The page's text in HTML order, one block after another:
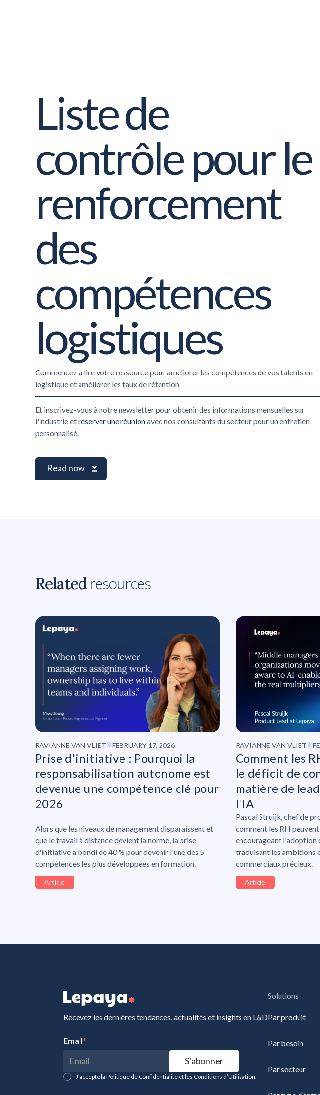
Liste de
contrôle pour le
renforcement
des
compétences
logistiques
Commencez à lire votre ressource pour améliorer les compétences de vos talents en
logistique et améliorer les taux de rétention.
Et inscrivez-vous à notre newsletter pour obtenir des informations mensuelles sur
l'industrie etréserver une réunionavec nos consultants du secteur pour un entretien
personnalisé.
Read now
Related resources
RAVIANNE VAN VLIET FEBRUARY 17, 2026
Prise d'initiative : Pourquoi la
responsabilisation autonome est
devenue une compétence clé pour
2026
Alors que les niveaux de management disparaissent et
que le travail à distance devient la norme, la prise
d'initiative a bondi de 40 % pour devenir l'une des 5
compétences les plus développées en formation.
Article
RAVIANNE VAN VLIET
Comment les
le déficit de
matière de
l'IA
Pascal Struijk, chef de
comment les RH
encourageant l'adoption
traduisant les ambitions
commerciaux précieux.
Article
Recevez les dernières tendances, actualités et insights en L&D
Email*
J’accepte la Politique de Confidentialité et les Conditions d’Utilisation.
Solutions
Par produit
Par besoin
Par secteur